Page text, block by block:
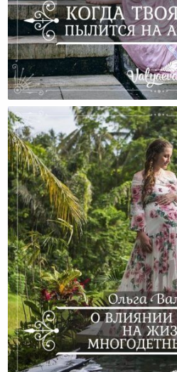
Когда Твоя Жизнь